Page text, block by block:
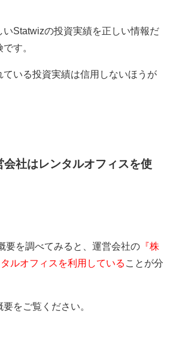
いStatwizの投資実績を正しい情報だ
す。
いる投資実績は信用しないほうが
社はレンタルオフィスを使
要を調べてみると、運営会社の 『株
ルオフィスを利用している ことが分
をご覧ください。